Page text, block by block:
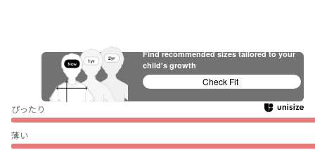
ぴったり
薄い
Find recommended sizes tailored to your
child's growth
Check Fit